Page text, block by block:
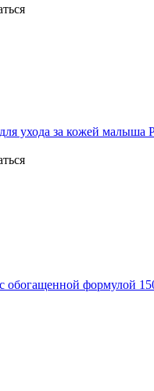
ухода за кожей малыша
с обогащенной формулой